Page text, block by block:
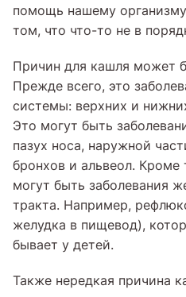
помощь нашему
том, что что-то не в
Причин для кашля может
Прежде всего, это
системы: верхних и
Это могут быть
пазух носа, наружной
бронхов и альвеол. Кроме
могут быть заболевания
тракта. Например,
желудка в пищевод),
бывает у детей.
Также нередкая причина